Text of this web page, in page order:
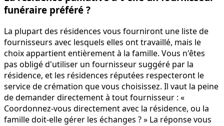
funéraire préféré ?
La plupart des résidences vous fourniront une liste de
fournisseurs avec lesquels elles ont travaillé, mais le
choix appartient entièrement à la famille. Vous n'êtes
pas obligé d'utiliser un fournisseur suggéré par la
résidence, et les résidences réputées respecteront le
service de crémation que vous choisissez. Il vaut la peine
de demander directement à tout fournisseur : «
Coordonnez-vous directement avec la résidence, ou la
famille doit-elle gérer les échanges ? » La réponse vous